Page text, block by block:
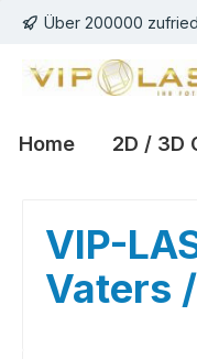
Hauptinhalt springen
Zur Suche springen
ZurÜber 200000
Home 2D / 3D
VIP-
Vaters